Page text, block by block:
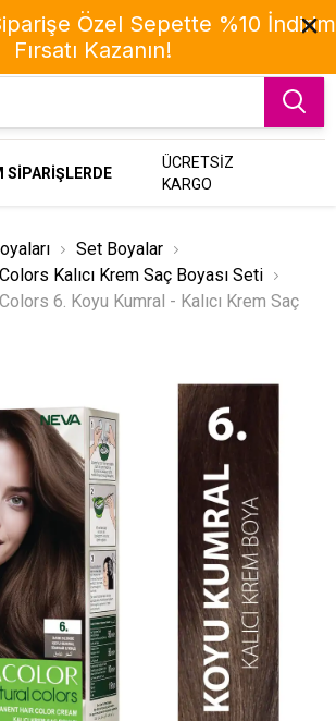
SİPARİŞLERDE
ÜCRETSİZ
KARGO
Set Boyalar
Kalıcı Krem Saç Boyası Seti
6. Koyu Kumral - Kalıcı Krem Saç
Özel Sepette %10 İndirim
Fırsatı Kazanın!